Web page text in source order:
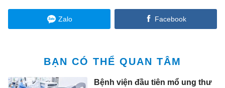
Zalo Facebook
BẠN CÓ THỂ QUAN TÂM
Bệnh viện đầu tiên mổ ung thư